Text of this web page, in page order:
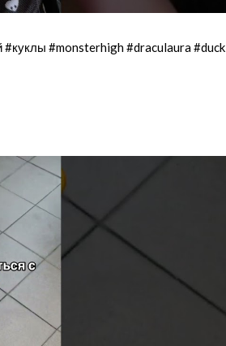
#monsterhigh #draculaura #duck